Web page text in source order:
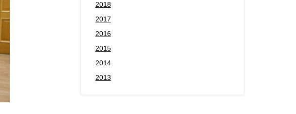
2018
2017
2016
2015
2014
2013